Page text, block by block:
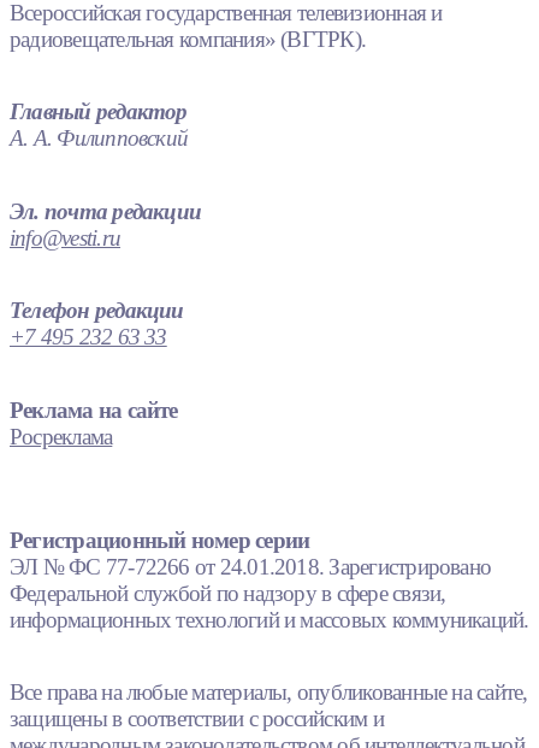
Всероссийская государственная телевизионная и
радиовещательная компания» (ВГТРК).
Главный редактор
А. А. Филипповский
Эл. почта редакции
info@vesti.ru
Телефон редакции
+7 495 232 63 33
Реклама на сайте
Росреклама
Регистрационный номер серии
ЭЛ № ФС 77-72266 от 24.01.2018. Зарегистрировано
Федеральной службой по надзору в сфере связи,
информационных технологий и массовых коммуникаций.
Все права на любые материалы, опубликованные на сайте,
защищены в соответствии с российским и